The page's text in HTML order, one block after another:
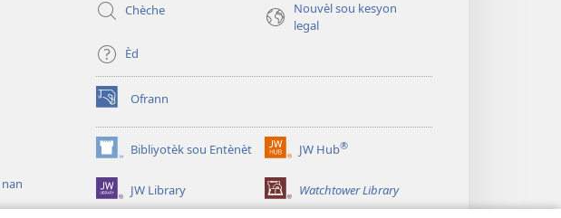
Chèche
Nouvèl sou kesyon
legal
Èd
Ofrann
(opens
new
window)Bibliyotèk sou Entènèt
(opens
new
window)
JW Hub®
(opens
new
window)
JW Library Watchtower Library